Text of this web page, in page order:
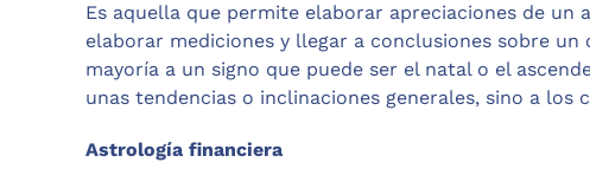
Es aquella que permite elaborar apreciaciones de
elaborar mediciones y llegar a conclusiones sobre
mayoría a un signo que puede ser el natal o el
unas tendencias o inclinaciones generales, sino a
Astrología financiera